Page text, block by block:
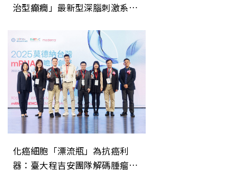
治型癲癇」最新型深腦刺激系統
化癌細胞「漂流瓶」為抗癌利
器：臺大程吉安團隊解碼腫瘤胞